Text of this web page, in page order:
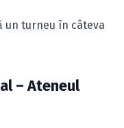
un turneu în câteva
– Ateneul